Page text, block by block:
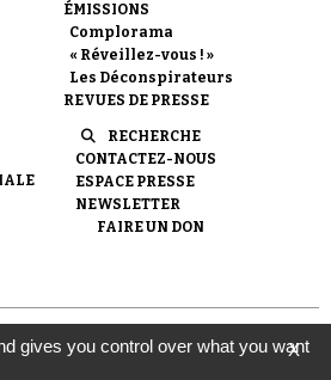
un don
à Vera
ÉMISSIONS
Complorama
« Réveillez-vous ! »
Les Déconspirateurs
REVUES DE PRESSE
RECHERCHE
CONTACTEZ-NOUS
ESPACE PRESSE
NEWSLETTER
FAIRE UN DON
Watch | Une réalisation de
(association loi de 1901) avec
pour la Mémoire de la Shoah.
X
gives you control over what you want